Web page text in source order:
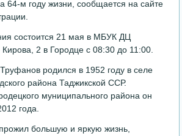
64-м году жизни, сообщается на сайте
состоится 21 мая в МБУК ДЦ
2 в Городце с 08:30 до 11:00.
родился в 1952 году в селе
района Таджикской ССР.
муниципального района он
года.
большую и яркую жизнь,